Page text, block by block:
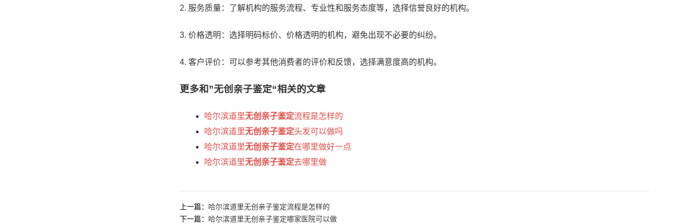
2. 服务质量：了解机构的服务流程、专业性和服务态度等，选择信誉良好的机构。
3. 价格透明：选择明码标价、价格透明的机构，避免出现不必要的纠纷。
4. 客户评价：可以参考其他消费者的评价和反馈，选择满意度高的机构。
更多和”无创亲子鉴定“相关的文章
哈尔滨道里无创亲子鉴定流程是怎样的
哈尔滨道里无创亲子鉴定头发可以做吗
哈尔滨道里无创亲子鉴定在哪里做好一点
哈尔滨道里无创亲子鉴定去哪里做
上一篇： 哈尔滨道里无创亲子鉴定流程是怎样的
下一篇： 哈尔滨道里无创亲子鉴定哪家医院可以做